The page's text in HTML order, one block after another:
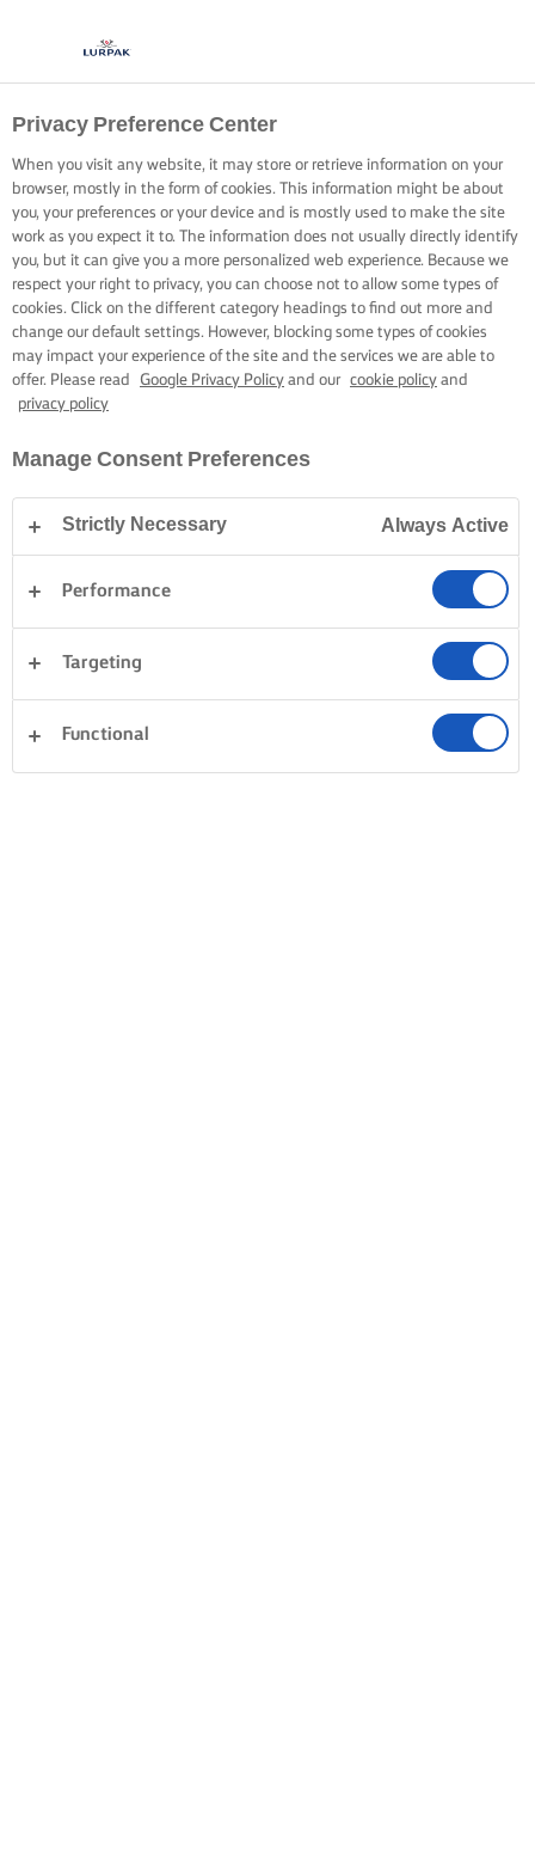
Privacy Preference Center
When you visit any website, it may store or retrieve information on your
browser, mostly in the form of cookies. This information might be about
you, your preferences or your device and is mostly used to make the site
work as you expect it to. The information does not usually directly identify
you, but it can give you a more personalized web experience. Because we
respect your right to privacy, you can choose not to allow some types of
cookies. Click on the different category headings to find out more and
change our default settings. However, blocking some types of cookies
may impact your experience of the site and the services we are able to
offer. Please read
Google Privacy Policy and our cookie policy and
privacy policy
Manage Consent Preferences
Strictly Necessary Always Active
Performance
Targeting
Functional